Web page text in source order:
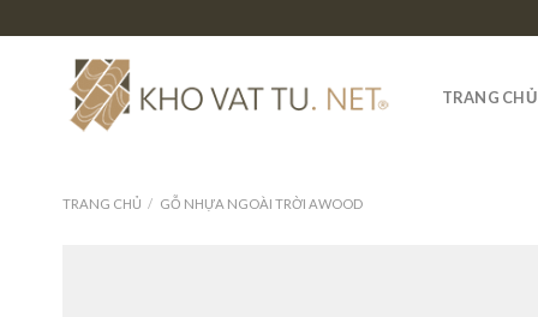
to
TRANG CHỦ
TRANG CHỦ / GỖ NHỰA NGOÀI TRỜI AWOOD